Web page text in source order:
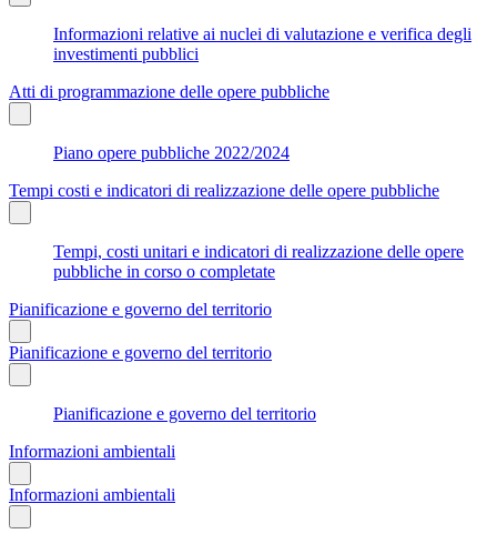
Informazioni relative ai nuclei di valutazione e verifica degli
investimenti pubblici
Atti di programmazione delle opere pubbliche
Piano opere pubbliche 2022/2024
Tempi costi e indicatori di realizzazione delle opere pubbliche
Tempi, costi unitari e indicatori di realizzazione delle opere
pubbliche in corso o completate
Pianificazione e governo del territorio
Pianificazione e governo del territorio
Pianificazione e governo del territorio
Informazioni ambientali
Informazioni ambientali